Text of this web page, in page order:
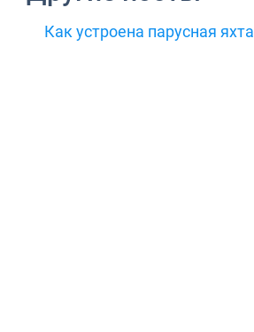
Как устроена парусная яхта